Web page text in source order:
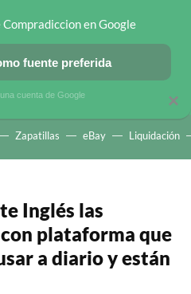
EN MÓVILES OFERTAS EN
Zapatillas eBay Liquidación
Inglés las
plataforma que
a diario y están
×
Compradiccion en Google
fuente preferida
cuenta de Google